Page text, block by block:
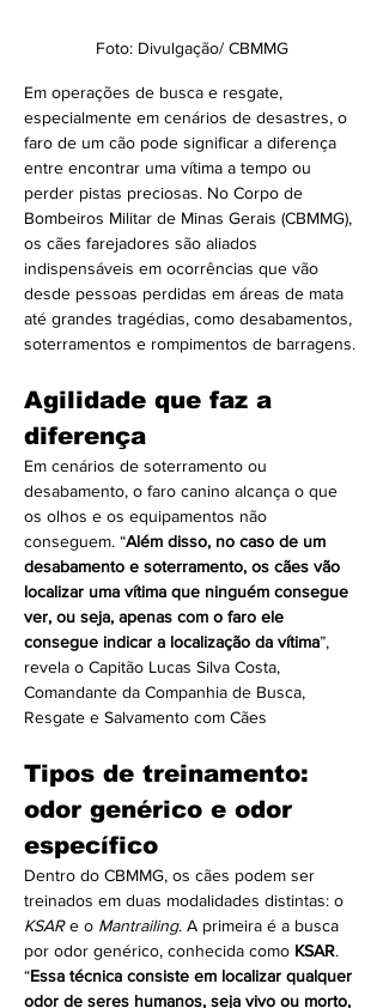
Foto: Divulgação/ CBMMG
Em operações de busca e resgate,
especialmente em cenários de desastres, o
faro de um cão pode significar a diferença
entre encontrar uma vítima a tempo ou
perder pistas preciosas. No Corpo de
Bombeiros Militar de Minas Gerais (CBMMG),
os cães farejadores são aliados
indispensáveis em ocorrências que vão
desde pessoas perdidas em áreas de mata
até grandes tragédias, como desabamentos,
soterramentos e rompimentos de barragens.
Agilidade que faz a
diferença
Em cenários de soterramento ou
desabamento, o faro canino alcança o que
os olhos e os equipamentos não
conseguem. “Além disso, no caso de um
desabamento e soterramento, os cães vão
localizar uma vítima que ninguém consegue
ver, ou seja, apenas com o faro ele
consegue indicar a localização da vítima”,
revela o Capitão Lucas Silva Costa,
Comandante da Companhia de Busca,
Resgate e Salvamento com Cães
Tipos de treinamento:
odor genérico e odor
específico
Dentro do CBMMG, os cães podem ser
treinados em duas modalidades distintas: o
KSAR e o Mantrailing. A primeira é a busca
por odor genérico, conhecida como KSAR.
“Essa técnica consiste em localizar qualquer
odor de seres humanos, seja vivo ou morto,